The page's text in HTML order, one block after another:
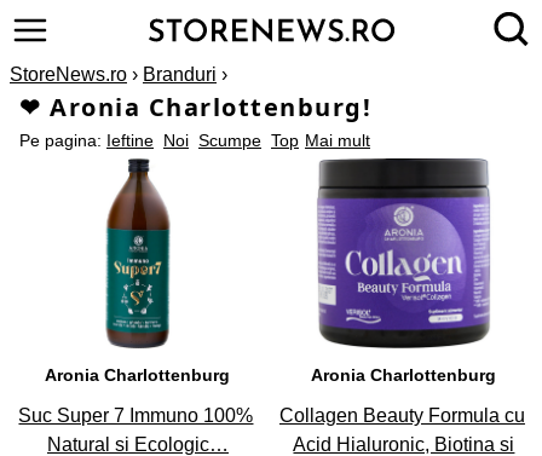
StoreNews.ro › Branduri ›
❤ Aronia Charlottenburg!
Mai mult
Pe pagina: Ieftine Noi Scumpe Top
1
Aronia Charlottenburg
Suc Super 7 Immuno 100%
Natural si Ecologic…
2
Aronia Charlottenburg
Collagen Beauty Formula cu
Acid Hialuronic, Biotina si